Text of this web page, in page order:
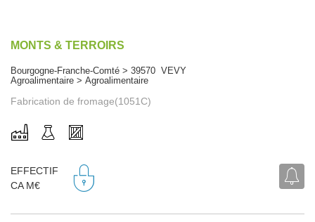
MONTS & TERROIRS
Bourgogne-Franche-Comté > 39570 VEVY
Agroalimentaire > Agroalimentaire
Fabrication de fromage(1051C)
EFFECTIF
CA M€